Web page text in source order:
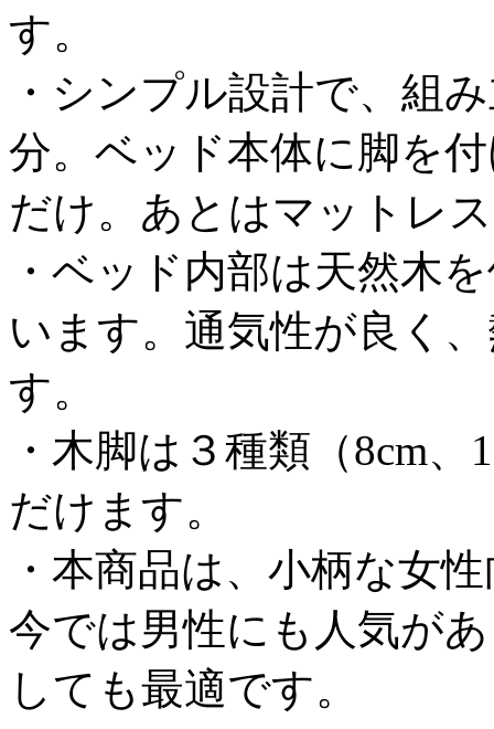
す。
・シンプル設計で、組
分。ベッド本体に脚を
だけ。あとはマットレ
・ベッド内部は天然木
います。通気性が良く
す。
・木脚は３種類（8cm
だけます。
・本商品は、小柄な女
今では男性にも人気が
しても最適です。